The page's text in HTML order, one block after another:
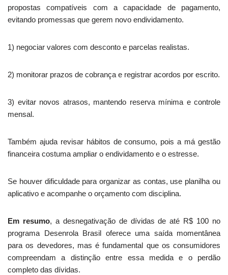
propostas compatíveis com a capacidade de pagamento,
evitando promessas que gerem novo endividamento.
1) negociar valores com desconto e parcelas realistas.
2) monitorar prazos de cobrança e registrar acordos por escrito.
3) evitar novos atrasos, mantendo reserva mínima e controle
mensal.
Também ajuda revisar hábitos de consumo, pois a má gestão
financeira costuma ampliar o endividamento e o estresse.
Se houver dificuldade para organizar as contas, use planilha ou
aplicativo e acompanhe o orçamento com disciplina.
Em resumo, a desnegativação de dívidas de até R$ 100 no
programa Desenrola Brasil oferece uma saída momentânea
para os devedores, mas é fundamental que os consumidores
compreendam a distinção entre essa medida e o perdão
completo das dívidas.